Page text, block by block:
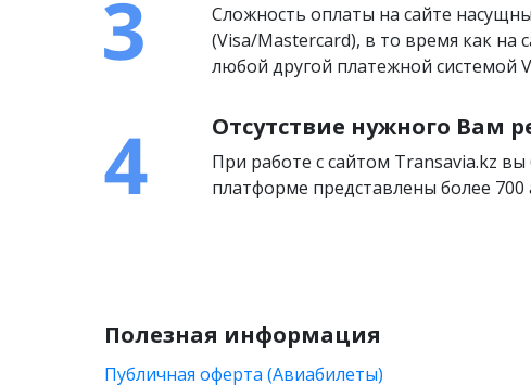
Сложность оплаты на сайте
(Visa/Mastercard), в то время как на
любой другой платежной системой
Отсутствие нужного Вам
При работе с сайтом Transavia.kz
платформе представлены более
Полезная информация
Публичная оферта (Авиабилеты)